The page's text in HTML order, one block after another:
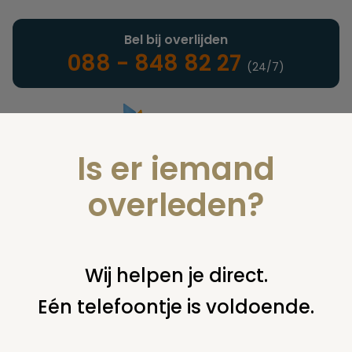
Landelijke uitvaartonderneming
Bel bij overlijden
088 - 848 82 27 (24/7)
U bent hier: home nieuws & agenda nieuws belgisch werk
toegevoegd aan levensreddende tentoonstelling de
Is er iemand
overleden?
Wij helpen je direct.
Eén telefoontje is voldoende.